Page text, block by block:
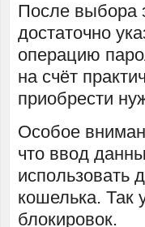
После выбора
достаточно
операцию
на счёт
приобрести
Особое
что ввод
использовать
кошелька. Так
блокировок.